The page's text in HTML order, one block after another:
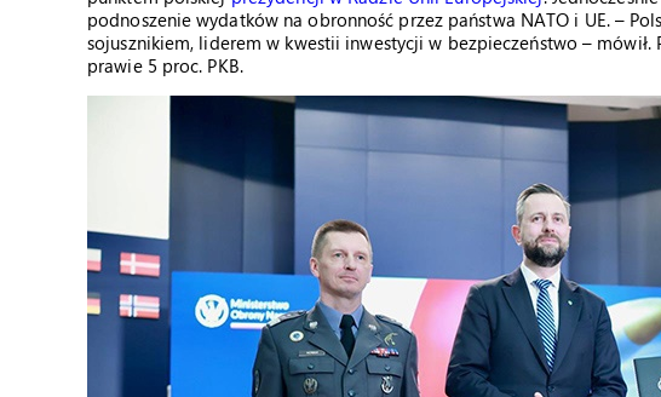
podnoszenie wydatków na obronność przez państwa NATO i UE. –
sojusznikiem, liderem w kwestii inwestycji w bezpieczeństwo – mówił.
prawie 5 proc. PKB.